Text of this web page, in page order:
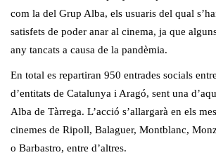
com la del Grup Alba, els usuaris del qual
satisfets de poder anar al cinema, ja que
any tancats a causa de la pandèmia.
En total es repartiran 950 entrades socials
d’entitats de Catalunya i Aragó, sent una
Alba de Tàrrega. L’acció s’allargarà en els
cinemes de Ripoll, Balaguer, Montblanc,
o Barbastro, entre d’altres.